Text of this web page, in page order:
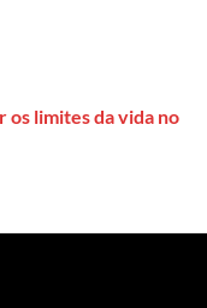
limites da vida no